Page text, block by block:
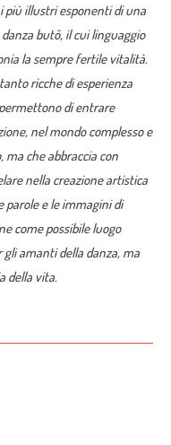
più illustri esponenti di una
butō, il cui linguaggio
la sempre fertile vitalità.
ricche di esperienza
di entrare
nel mondo complesso e
che abbraccia con
nella creazione artistica
parole e le immagini di
come possibile luogo
amanti della danza, ma
della vita.